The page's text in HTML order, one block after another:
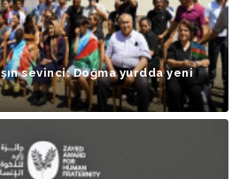
sevinci: Doğma yurdda yeni